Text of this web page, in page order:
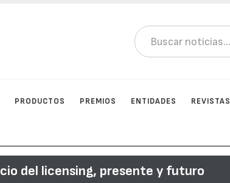
PRODUCTOS PREMIOS ENTIDADES REVISTAS
del licensing, presente y futuro